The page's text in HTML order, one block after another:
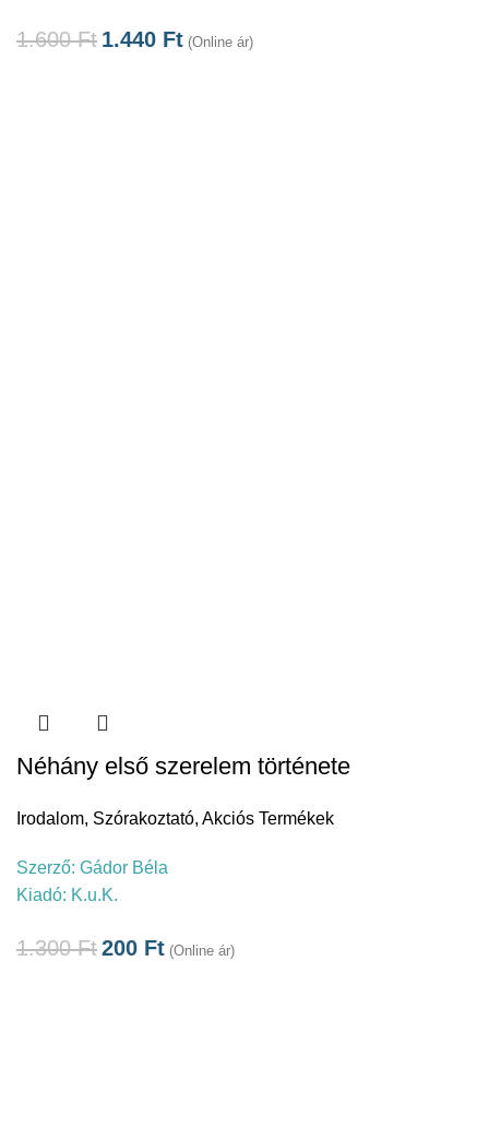
1.600Ft 1.440 Ft (Online ár)
Néhány első szerelem története
Irodalom, Szórakoztató, Akciós Termékek
Szerző: Gádor Béla
Kiadó: K.u.K.
1.300Ft200 Ft (Online ár)